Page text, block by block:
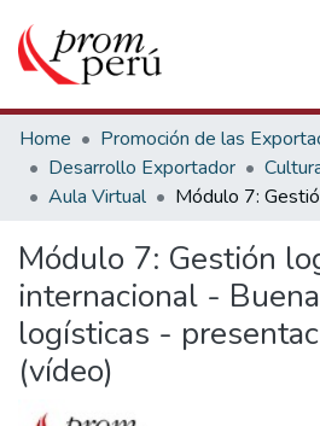
Communities & Collections
All of DSpace
Statistics
Estadísticas Externas
Home
Desarrollo Exportador
Aula Virtual
Módulo 7: Gestión
internacional -
logísticas -
(vídeo)